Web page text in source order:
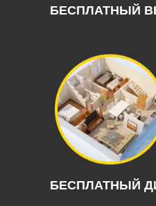
БЕСПЛАТНЫЙ
БЕСПЛАТНЫЙ